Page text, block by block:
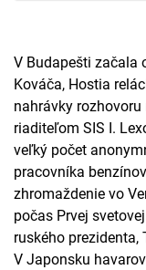
V Budapešti začala
Kováča, Hostia
nahrávky
riaditeľom SIS I.
veľký počet
pracovníka
zhromaždenie vo
počas Prvej
ruského
V Japonsku